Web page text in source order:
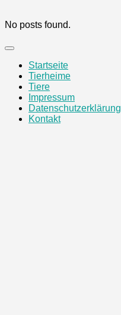
No posts found.
Startseite
Tierheime
Tiere
Impressum
Datenschutzerklärung
Kontakt